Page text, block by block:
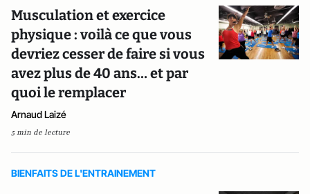
Musculation et exercice
physique : voilà ce que vous
devriez cesser de faire si vous
avez plus de 40 ans… et par
quoi le remplacer
Arnaud Laizé
5 min de lecture
BIENFAITS DE L'ENTRAINEMENT